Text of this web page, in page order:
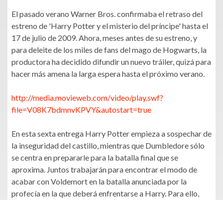
El pasado verano Warner Bros. confirmaba el retraso del
estreno de 'Harry Potter y el misterio del príncipe' hasta el
17 de julio de 2009. Ahora, meses antes de su estreno, y
para deleite de los miles de fans del mago de Hogwarts, la
productora ha decidido difundir un nuevo tráiler, quizá para
hacer más amena la larga espera hasta el próximo verano.
http://media.movieweb.com/video/play.swf?
file=V08K7bdmnvKPVY&autostart=true
En esta sexta entrega Harry Potter empieza a sospechar de
la inseguridad del castillo, mientras que Dumbledore sólo
se centra en prepararle para la batalla final que se
aproxima. Juntos trabajarán para encontrar el modo de
acabar con Voldemort en la batalla anunciada por la
profecía en la que deberá enfrentarse a Harry. Para ello,